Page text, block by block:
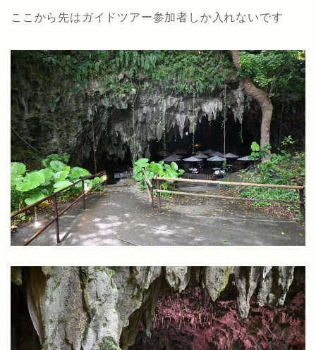
ここから先はガイドツアー参加者しか入れないです